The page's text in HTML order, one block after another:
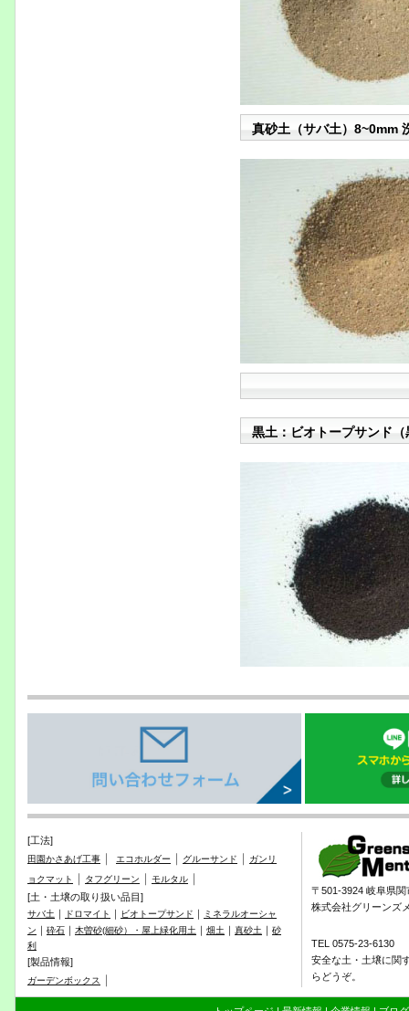
真砂土（サバ土）8~0mm
黒土：ビオトープサンド
[工法]
田園かさあげ工事 ｜ エコホルダー ｜ グルーサンド ｜
ガンリ
ョクマット
｜ タフグリーン ｜ モルタル ｜
[土・土壌の取り扱い品目]
サバ土 ｜ ドロマイト ｜ ビオトープサンド ｜
ミネラルオーシャ
ン ｜ 砕石 ｜ 木曽砂(細砂）・屋上緑化用土 ｜ 畑土 ｜ 真砂土 ｜ 砂
利
[製品情報]
ガーデンボックス ｜
〒501-3924 岐阜県
株式会社グリーンズ
TEL 0575-23-6130
安全な土・土壌に関
らどうぞ。